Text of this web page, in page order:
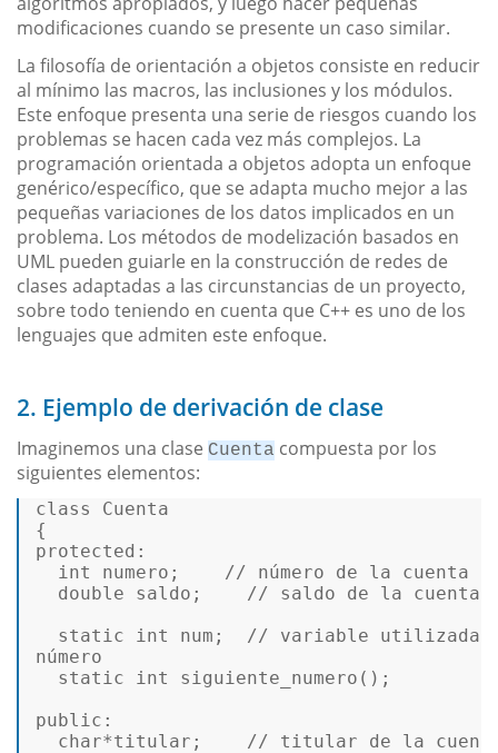
modificaciones cuando se presente un caso similar.
La filosofía de orientación a objetos consiste en reducir
al mínimo las macros, las inclusiones y los módulos.
Este enfoque presenta una serie de riesgos cuando los
problemas se hacen cada vez más complejos. La
programación orientada a objetos adopta un enfoque
genérico/específico, que se adapta mucho mejor a las
pequeñas variaciones de los datos implicados en un
problema. Los métodos de modelización basados en
UML pueden guiarle en la construcción de redes de
clases adaptadas a las circunstancias de un proyecto,
sobre todo teniendo en cuenta que C++ es uno de los
lenguajes que admiten este enfoque.
2. Ejemplo de derivación de clase
Imaginemos una clase Cuenta compuesta por los
siguientes elementos:
class
Cuenta
protected :
int
numero; // número de la cuenta
double saldo; // saldo de la cuenta
static
int num; // variable utilizada
número
static
int siguiente_numero () ;
public :
char*titular; // titular de la